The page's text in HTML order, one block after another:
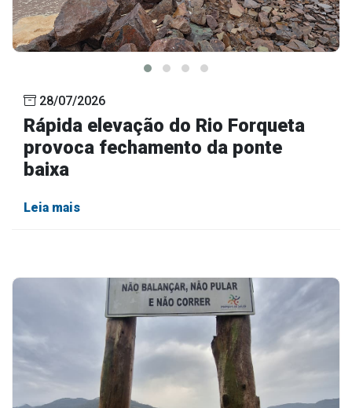
28/07/2026
Rápida elevação do Rio Forqueta
provoca fechamento da ponte
baixa
Leia mais